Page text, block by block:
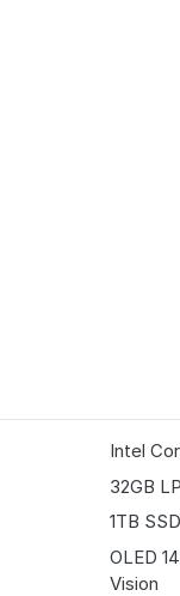
Intel
32GB
1TB
OLED
Vision